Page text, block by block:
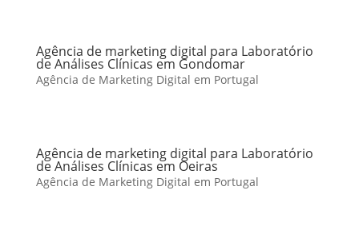
Agência de marketing digital para Laboratório
de Análises Clínicas em Gondomar
Agência de Marketing Digital em Portugal
Agência de marketing digital para Laboratório
de Análises Clínicas em Oeiras
Agência de Marketing Digital em Portugal